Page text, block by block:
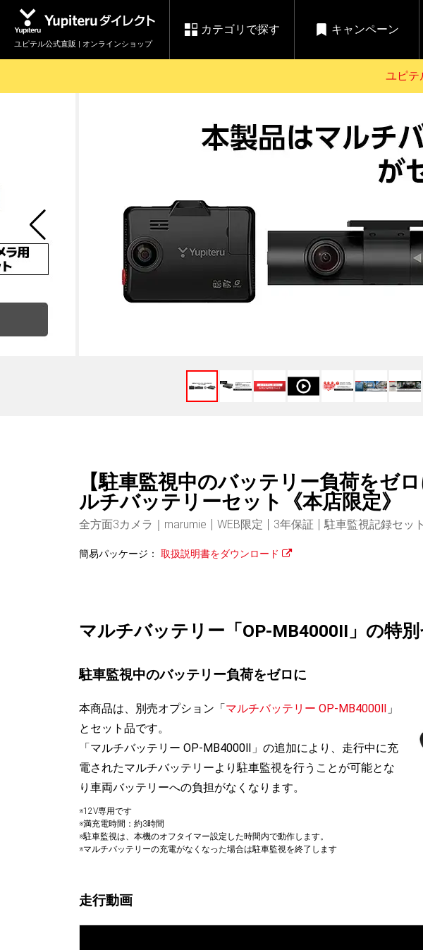
ユピテル公式直販 | オンラインショップ
カテゴリで探す キャンペーン
スペアパーツ
ダイレクト
純正オプション品の
ご購入はこちら
Yupiteruオリジナル
製品登録や最新情報はこちら GPS
セール
詳しくはこちら
お役
各種ご利用方法はこちら お問い
レーダー探知機を探す
ログインする
会員価格やポイントを利用してご購入頂けます
ユピテ
【駐車監視中のバッテリー負荷をゼ
ルチバッテリーセット《本店限定》
全方面3カメラ｜marumie WEB限定 3年保証 駐車監視記録セット
簡易パッケージ： 取扱説明書をダウンロード
マルチバッテリー「OP-MB4000Ⅱ」の特別
駐車監視中のバッテリー負荷をゼロに
本商品は、別売オプション「マルチバッテリー OP-MB4000Ⅱ 」
とセット品です。
「マルチバッテリー OP-MB4000Ⅱ」の追加により、走行中に充
電されたマルチバッテリーより駐車監視を行うことが可能とな
り車両バッテリーへの負担がなくなります。
※12V専用です
※満充電時間：約3時間
※駐車監視は、本機のオフタイマー設定した時間内で動作します。
※マルチバッテリーの充電がなくなった場合は駐車監視を終了します
走行動画